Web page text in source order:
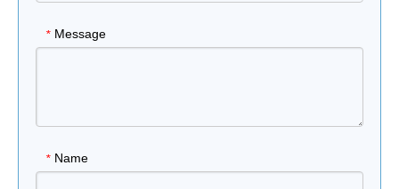
* Message
* Name